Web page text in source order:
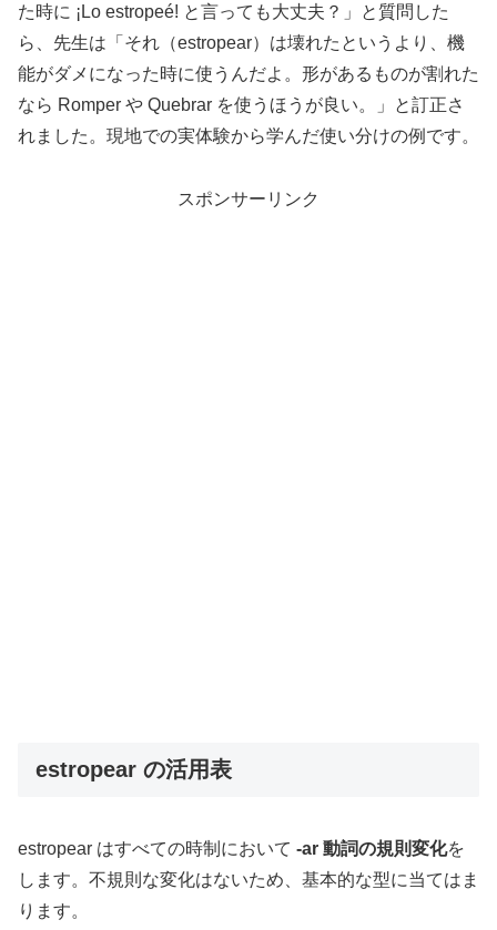
た時に ¡Lo estropeé! と言っても大丈夫？」と質問した
ら、先生は「それ（estropear）は壊れたというより、機
能がダメになった時に使うんだよ。形があるものが割れた
なら Romper や Quebrar を使うほうが良い。」と訂正さ
れました。現地での実体験から学んだ使い分けの例です。
スポンサーリンク
estropear の活用表
estropear はすべての時制において -ar 動詞の規則変化を
します。不規則な変化はないため、基本的な型に当てはま
ります。